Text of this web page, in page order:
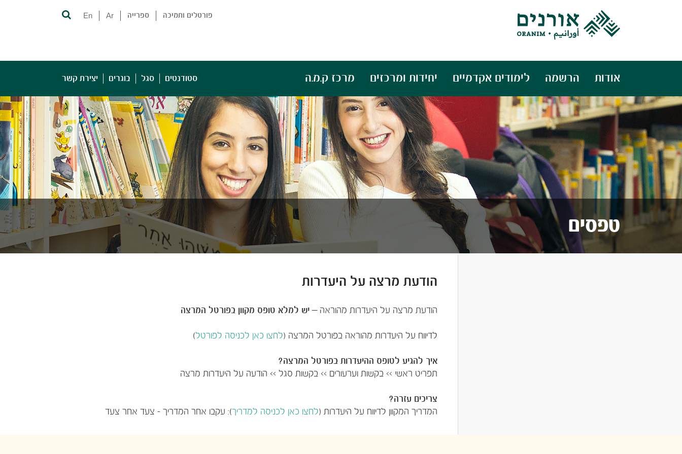
פורטלים ותמיכה ספרייה Ar
En
אודות הרשמה לימודים אקדמיים יחידות ומרכזים מרכז ק.מ.ה סטודנטים סגל בוגרים יצירת קשר
טפסים
הודעת מרצה על היעדרות
הודעת מרצה על היעדרות מהוראה –יש למלא טופס מקוון בפורטל המרצה
לדיווח על היעדרות מהוראה בפורטל המרצה (לחצו כאן לכניסה לפורטל)
איך להגיע לטופס ההיעדרות בפורטל המרצה?
תפריט ראשי >> בקשות וערע​ורים >> בקשות סגל >> הודעה על היעדרות מרצה
צריכים עזרה?
המדריך המקוון לדיווח על היעדרות (לחצו כאן לכניסה למדריך​): עקבו אחר המדריך - צעד אחר צעד